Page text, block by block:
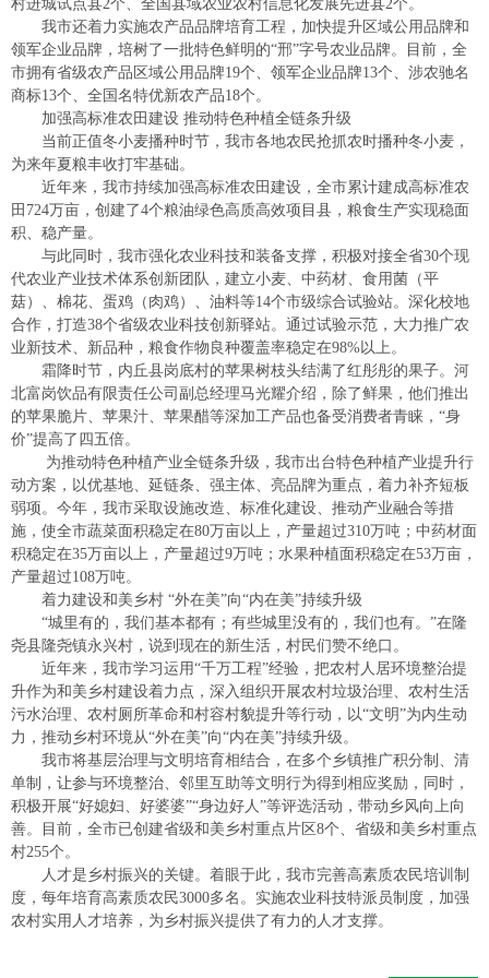
村进城试点县2个、全国县域农业农村信息化发展先进县2个。
我市还着力实施农产品品牌培育工程，加快提升区域公用品牌和
领军企业品牌，培树了一批特色鲜明的“邢”字号农业品牌。目前，全
市拥有省级农产品区域公用品牌19个、领军企业品牌13个、涉农驰名
商标13个、全国名特优新农产品18个。
加强高标准农田建设 推动特色种植全链条升级
当前正值冬小麦播种时节，我市各地农民抢抓农时播种冬小麦，
为来年夏粮丰收打牢基础。
近年来，我市持续加强高标准农田建设，全市累计建成高标准农
田724万亩，创建了4个粮油绿色高质高效项目县，粮食生产实现稳面
积、稳产量。
与此同时，我市强化农业科技和装备支撑，积极对接全省30个现
代农业产业技术体系创新团队，建立小麦、中药材、食用菌（平
菇）、棉花、蛋鸡（肉鸡）、油料等14个市级综合试验站。深化校地
合作，打造38个省级农业科技创新驿站。通过试验示范，大力推广农
业新技术、新品种，粮食作物良种覆盖率稳定在98%以上。
霜降时节，内丘县岗底村的苹果树枝头结满了红彤彤的果子。河
北富岗饮品有限责任公司副总经理马光耀介绍，除了鲜果，他们推出
的苹果脆片、苹果汁、苹果醋等深加工产品也备受消费者青睐，“身
价”提高了四五倍。
为推动特色种植产业全链条升级，我市出台特色种植产业提升行
动方案，以优基地、延链条、强主体、亮品牌为重点，着力补齐短板
弱项。今年，我市采取设施改造、标准化建设、推动产业融合等措
施，使全市蔬菜面积稳定在80万亩以上，产量超过310万吨；中药材面
积稳定在35万亩以上，产量超过9万吨；水果种植面积稳定在53万亩，
产量超过108万吨。
着力建设和美乡村 “外在美”向“内在美”持续升级
“城里有的，我们基本都有；有些城里没有的，我们也有。”在隆
尧县隆尧镇永兴村，说到现在的新生活，村民们赞不绝口。
近年来，我市学习运用“千万工程”经验，把农村人居环境整治提
升作为和美乡村建设着力点，深入组织开展农村垃圾治理、农村生活
污水治理、农村厕所革命和村容村貌提升等行动，以“文明”为内生动
力，推动乡村环境从“外在美”向“内在美”持续升级。
我市将基层治理与文明培育相结合，在多个乡镇推广积分制、清
单制，让参与环境整治、邻里互助等文明行为得到相应奖励，同时，
积极开展“好媳妇、好婆婆”“身边好人”等评选活动，带动乡风向上向
善。目前，全市已创建省级和美乡村重点片区8个、省级和美乡村重点
村255个。
人才是乡村振兴的关键。着眼于此，我市完善高素质农民培训制
度，每年培育高素质农民3000多名。实施农业科技特派员制度，加强
农村实用人才培养，为乡村振兴提供了有力的人才支撑。